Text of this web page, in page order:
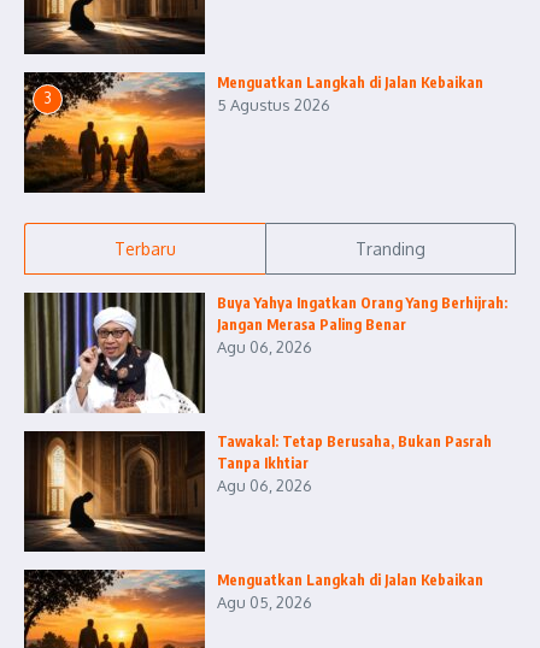
3
Menguatkan Langkah di Jalan Kebaikan
5 Agustus 2026
Terbaru Tranding
Buya Yahya Ingatkan Orang Yang Berhijrah:
Jangan Merasa Paling Benar
Agu 06, 2026
Tawakal: Tetap Berusaha, Bukan Pasrah
Tanpa Ikhtiar
Agu 06, 2026
Menguatkan Langkah di Jalan Kebaikan
Agu 05, 2026